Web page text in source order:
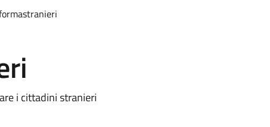
i cittadini stranieri